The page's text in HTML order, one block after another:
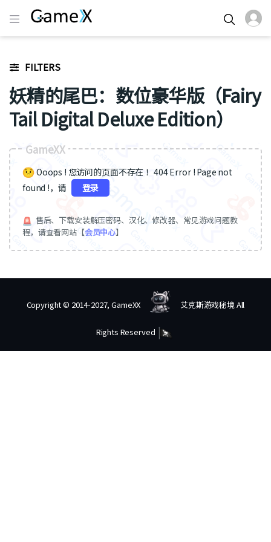
FILTERS
妖精的尾巴：数位豪华版（Fairy
Tail Digital Deluxe Edition）
GameXX
Ooops ! 您访问的页面不存在 ！404 Error ! Page not
found !，请
登录
售后、下载安装解压密码、汉化、修改器、常见游戏问题教
程，请查看网站【会员中心】
Copyright © 2014-2027, GameXX 艾克斯游戏秘境 All
Rights Reserved